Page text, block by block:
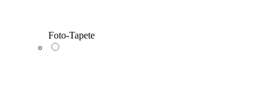
Foto-Tapete